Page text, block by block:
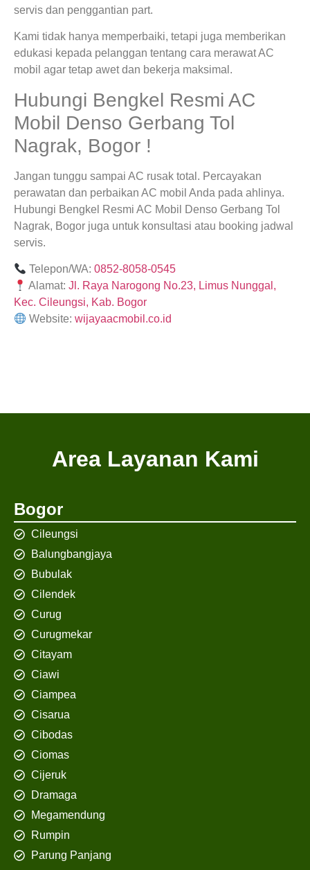
servis dan penggantian part.
Kami tidak hanya memperbaiki, tetapi juga memberikan
edukasi kepada pelanggan tentang cara merawat AC
mobil agar tetap awet dan bekerja maksimal.
Hubungi Bengkel Resmi AC
Mobil Denso Gerbang Tol
Nagrak, Bogor !
Jangan tunggu sampai AC rusak total. Percayakan
perawatan dan perbaikan AC mobil Anda pada ahlinya.
Hubungi Bengkel Resmi AC Mobil Denso Gerbang Tol
Nagrak, Bogor juga untuk konsultasi atau booking jadwal
servis.
Telepon/WA:0852-8058-0545
Alamat:Jl. Raya Narogong No.23, Limus Nunggal,
Kec. Cileungsi, Kab. Bogor
Website:wijayaacmobil.co.id
Area Layanan Kami
Bogor
Cileungsi
Balungbangjaya
Bubulak
Cilendek
Curug
Curugmekar
Citayam
Ciawi
Ciampea
Cisarua
Cibodas
Ciomas
Cijeruk
Dramaga
Megamendung
Rumpin
Parung Panjang